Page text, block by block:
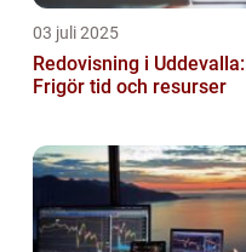
03 juli 2025
Redovisning i Uddevalla:
Frigör tid och resurser